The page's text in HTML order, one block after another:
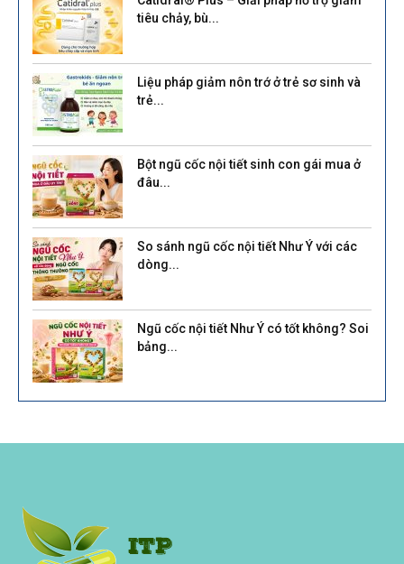
tiêu chảy, bù...
Liệu pháp giảm nôn trớ ở trẻ sơ sinh và
trẻ...
Bột ngũ cốc nội tiết sinh con gái mua ở
đâu...
So sánh ngũ cốc nội tiết Như Ý với các
dòng...
Ngũ cốc nội tiết Như Ý có tốt không? Soi
bảng...